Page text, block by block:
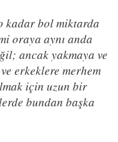
kadar bol miktarda
oraya aynı anda
ancak yakmaya ve
erkeklere merhem
için uzun bir
bundan başka